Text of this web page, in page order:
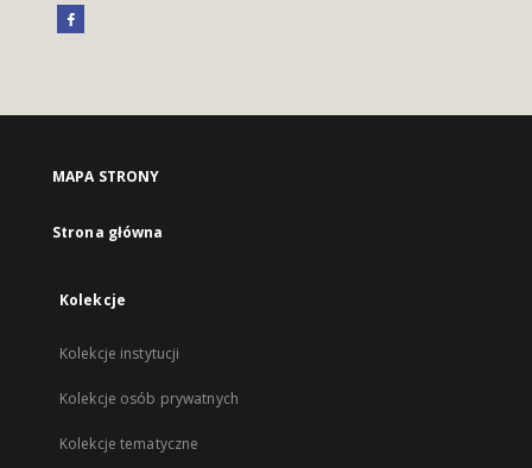
MAPA STRONY
Strona główna
Kolekcje
Kolekcje instytucji
Kolekcje osób prywatnych
Kolekcje tematyczne